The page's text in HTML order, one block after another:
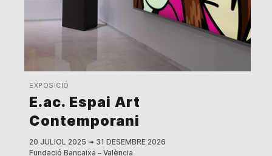
EXPOSICIÓ
E.ac. Espai Art
Contemporani
20 JULIOL 2025 ➟ 31 DESEMBRE 2026
Fundació Bancaixa – València